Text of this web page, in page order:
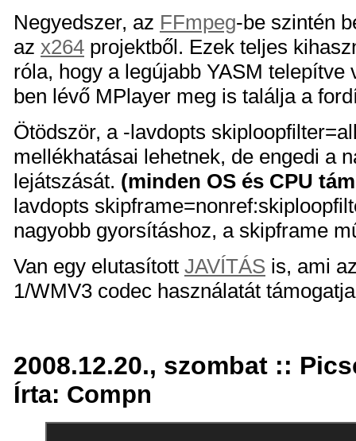
Negyedszer, az FFmpeg-be szintén
az x264 projektből. Ezek teljes
róla, hogy a legújabb YASM
ben lévő MPlayer meg is találja a
Ötödször, a -lavdopts
mellékhatásai lehetnek, de engedi a
lejátszását. (minden OS és CPU
lavdopts
nagyobb gyorsításhoz, a skipframe
Van egy elutasított JAVÍTÁS is, ami
1/WMV3 codec használatát
2008.12.20., szombat ::
Írta: Compn